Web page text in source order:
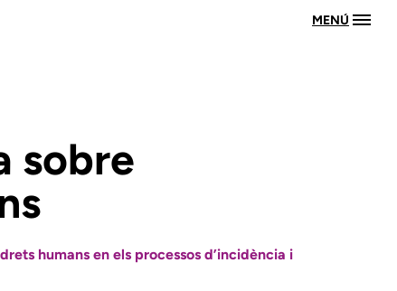
MENÚ
sobre
humans en els processos d’incidència i